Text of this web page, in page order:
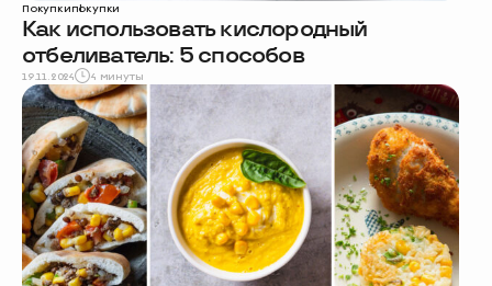
Покупкипокупки
Как использовать кислородный
отбеливатель: 5 способов
19.11.2024 4 минуты